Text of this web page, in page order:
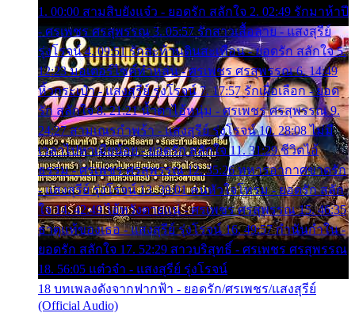
1. 00:00 สามสิบยังแจ๋ว - ยอดรัก สลักใจ 2. 02:49 รักมาห้าปี
- ศรเพชร ศรสุพรรณ 3. 05:57 รักสาวเสื้อลาย - แสงสุรีย์
รุ่งโรจน์ 4. 09:51 รักสะท้านดินสะเทือน - ยอดรัก สลักใจ 5.
12:23 มอเตอร์ไซค์ทำหล่น - ศรเพชร ศรสุพรรณ 6. 14:49
หิ้วกระเป๋า - แสงสุรีย์ รุ่งโรจน์ 7. 17:57 รักเผื่อเลือก - ยอด
รัก สลักใจ 8. 21:21 น้ำตาไอ้หนุ่ม - ศรเพชร ศรสุพรรณ 9.
24:27 สามเณรกำพร้า - แสงสุรีย์ รุ่งโรจน์ 10. 28:08 ไม่มี
เวลาไปหาเมียน้อย - ยอดรัก สลักใจ 11. 31:29 ชีวิตไอ้
ธรรม - ศรเพชร ศรสุพรรณ 12. 35:26 ทหารอากาศขาดรัก
- แสงสุรีย์ รุ่งโรจน์ 13. 39:01 คนหัวใจโทรม - ยอดรัก สลัก
ใจ 14. 42:49 ไอ้หวังตายแน่ - ศรเพชร ศรสุพรรณ 15. 46:35
ธาตุแท้ของเธอ - แสงสุรีย์ รุ่งโรจน์ 16. 49:57 กำนันกำใน -
ยอดรัก สลักใจ 17. 52:29 สาวบริสุทธิ์ - ศรเพชร ศรสุพรรณ
18. 56:05 แต๋วจ๋า - แสงสุรีย์ รุ่งโรจน์
18 บทเพลงดังจากฟากฟ้า - ยอดรัก/ศรเพชร/แสงสุรีย์
(Official Audio)